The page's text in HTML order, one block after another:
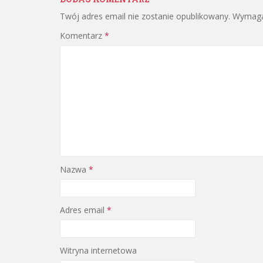
Twój adres email nie zostanie opublikowany.
Komentarz *
Nazwa *
Adres email *
Witryna internetowa